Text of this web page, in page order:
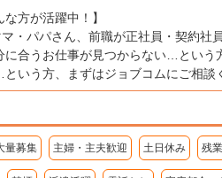
な方が活躍中！】
・パパさん、前職が正社員・契約社
合うお仕事が見つからない…という
いう方、まずはジョブコムにご相談
量募集 主婦・主夫歓迎 土日休み 残